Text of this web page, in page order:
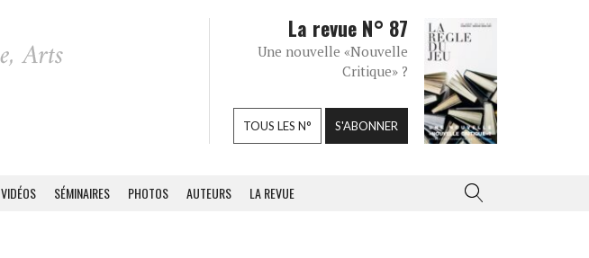
La revue N° 87
Une nouvelle «Nouvelle
Critique» ?
TOUS LES N° S'ABONNER
VIDÉOS SÉMINAIRES PHOTOS AUTEURS LA REVUE